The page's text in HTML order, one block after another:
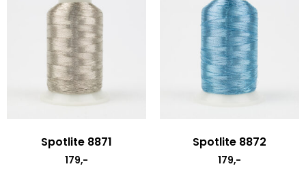
Spotlite 8871
179,-
Spotlite 8872
179,-